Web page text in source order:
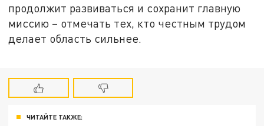
продолжит развиваться и сохранит главную
миссию – отмечать тех, кто честным трудом
делает область сильнее.
ЧИТАЙТЕ ТАКЖЕ: